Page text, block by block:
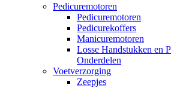
Pedicuremotoren
Pedicuremotoren
Pedicurekoffers
Manicuremotoren
Losse Handstukken en
Onderdelen
Voetverzorging
Zeepjes